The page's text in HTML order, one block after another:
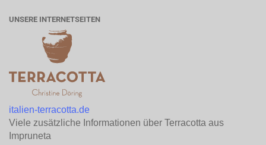
UNSERE INTERNETSEITEN
italien-terracotta.de
Viele zusätzliche Informationen über Terracotta aus
Impruneta